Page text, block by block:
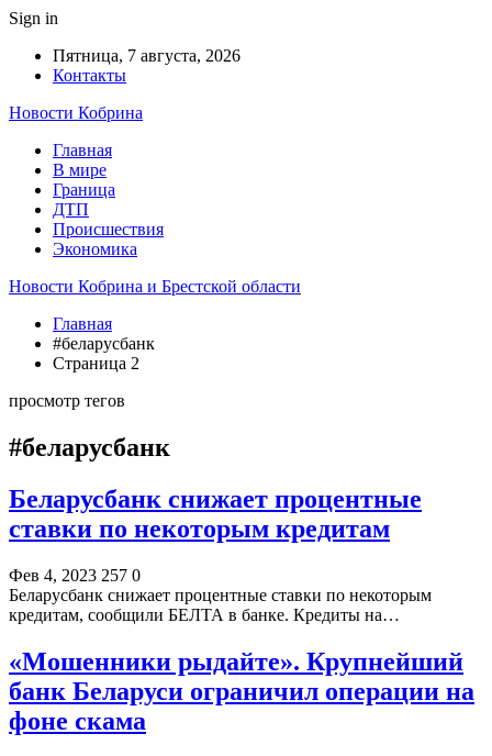
Sign in
Пятница, 7 августа, 2026
Контакты
Новости Кобрина
Главная
В мире
Граница
ДТП
Происшествия
Экономика
Новости Кобрина и Брестской области
Главная
#беларусбанк
Страница 2
просмотр тегов
#беларусбанк
Беларусбанк снижает процентные
ставки по некоторым кредитам
Фев 4, 2023 257 0
Беларусбанк снижает процентные ставки по некоторым
кредитам, сообщили БЕЛТА в банке. Кредиты на…
«Мошенники рыдайте». Крупнейший
банк Беларуси ограничил операции на
фоне скама